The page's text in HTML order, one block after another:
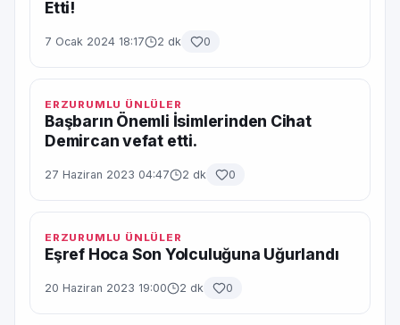
Etti!
7 Ocak 2024 18:17 2 dk 0
ERZURUMLU ÜNLÜLER
Başbarın Önemli İsimlerinden Cihat
Demircan vefat etti.
27 Haziran 2023 04:47 2 dk 0
ERZURUMLU ÜNLÜLER
Eşref Hoca Son Yolculuğuna Uğurlandı
20 Haziran 2023 19:00 2 dk 0